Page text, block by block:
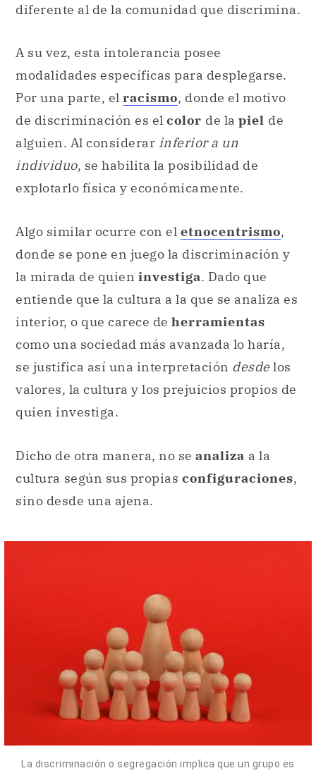
diferente al de la comunidad que discrimina.
A su vez, esta intolerancia posee
modalidades específicas para desplegarse.
Por una parte, el racismo, donde el motivo
de discriminación es el color de la piel de
alguien. Al considerar inferior a un
individuo, se habilita la posibilidad de
explotarlo física y económicamente.
Algo similar ocurre con el etnocentrismo,
donde se pone en juego la discriminación y
la mirada de quien investiga. Dado que
entiende que la cultura a la que se analiza es
interior, o que carece de herramientas
como una sociedad más avanzada lo haría,
se justifica así una interpretación desdelos
valores, la cultura y los prejuicios propios de
quien investiga.
Dicho de otra manera, no se analiza a la
cultura según sus propias configuraciones,
sino desde una ajena.
La discriminación o segregación implica que un grupo es